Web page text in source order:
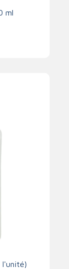
ml
l'unité)